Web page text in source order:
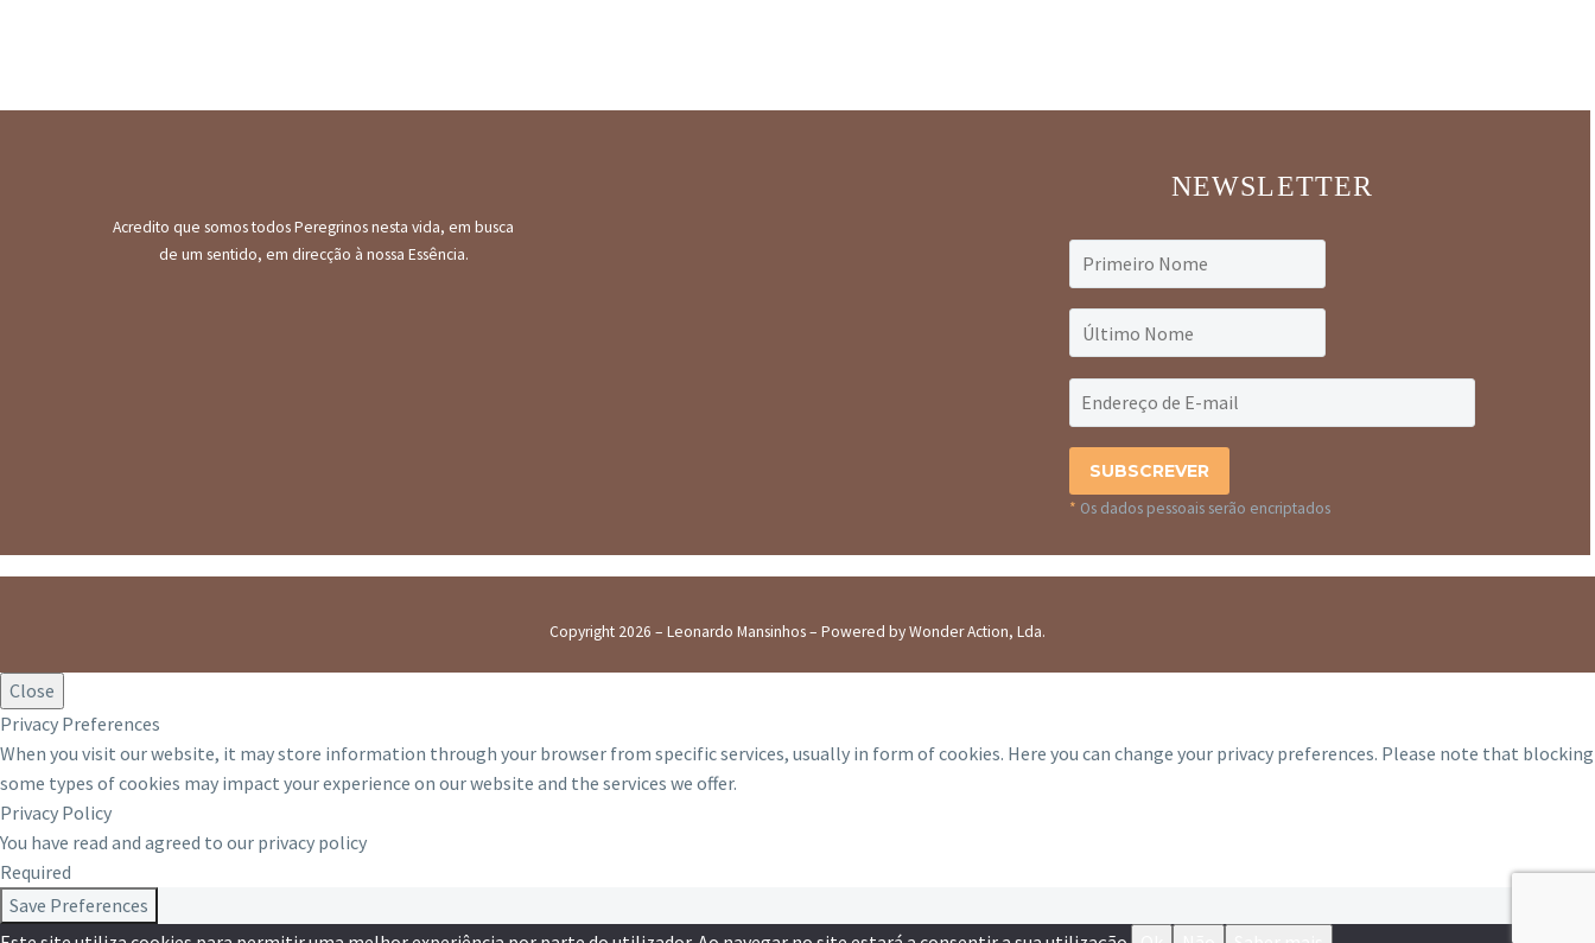
Acredito que somos todos Peregrinos nesta vida, em busca
de um sentido, em direcção à nossa Essência.
NEWSLETTER
* Os dados pessoais serão encriptados
Copyright 2026 – Leonardo Mansinhos – Powered by Wonder Action, Lda.
Close
Privacy Preferences
When you visit our website, it may store information through your browser from specific services, usually in form of cookies. Here you can change your privacy preferences. Please note that blocking
some types of cookies may impact your experience on our website and the services we offer.
Privacy Policy
You have read and agreed to our privacy policy
Required
Save Preferences